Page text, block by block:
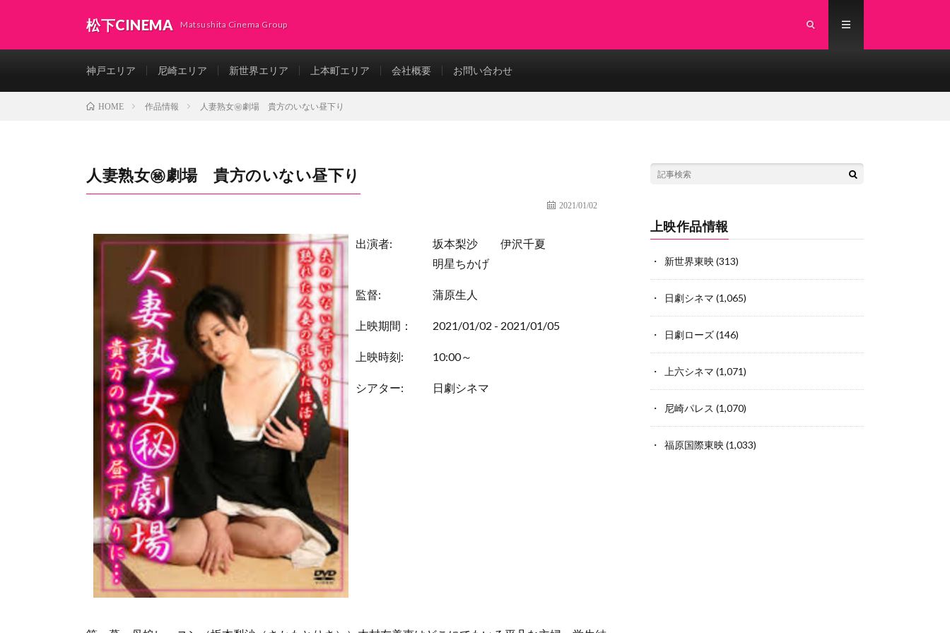
松下CINEMA Matsushita Cinema Group
神戸エリア 尼崎エリア 新世界エリア 上本町エリア 会社概要 お問い合わせ
HOME 作品情報 人妻熟女㊙劇場 貴方のいない昼下り
人妻熟女㊙劇場 貴方のいない昼下り
2021/01/02
出演者: 坂本梨沙
伊沢千夏
明星ちかげ
監督: 蒲原生人
上映期間： 2021/01/02 - 2021/01/05
上映時刻: 10:00～
シアター: 日劇シネマ
上映作品情報
新世界東映(313)
日劇シネマ (1,065)
日劇ローズ(146)
上六シネマ (1,071)
尼崎パレス (1,070)
福原国際東映(1,033)